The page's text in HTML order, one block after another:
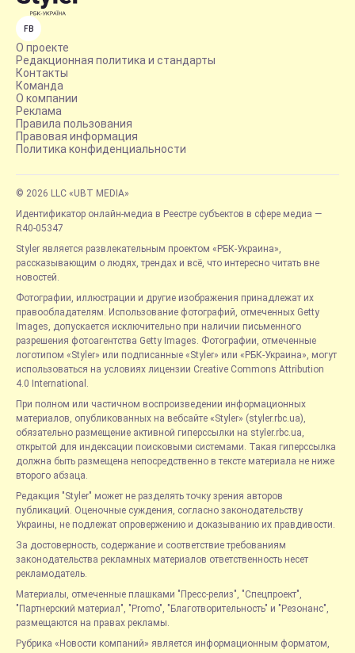
FB
О проекте
Редакционная политика и стандарты
Контакты
Команда
О компании
Реклама
Правила пользования
Правовая информация
Политика конфиденциальности
© 2026 LLC «UBT MEDIA»
Идентификатор онлайн-медиа в Реестре субъектов в сфере медиа —
R40-05347
Styler является развлекательным проектом «РБК-Украина»,
рассказывающим о людях, трендах и всё, что интересно читать вне
новостей.
Фотографии, иллюстрации и другие изображения принадлежат их
правообладателям. Использование фотографий, отмеченных Getty
Images, допускается исключительно при наличии письменного
разрешения фотоагентства Getty Images. Фотографии, отмеченные
логотипом «Styler» или подписанные «Styler» или «РБК-Украина», могут
использоваться на условиях лицензии Creative Commons Attribution
4.0 International.
При полном или частичном воспроизведении информационных
материалов, опубликованных на вебсайте «Styler» (styler.rbc.ua),
обязательно размещение активной гиперссылки на styler.rbc.ua,
открытой для индексации поисковыми системами. Такая гиперссылка
должна быть размещена непосредственно в тексте материала не ниже
второго абзаца.
Редакция "Styler" может не разделять точку зрения авторов
публикаций. Оценочные суждения, согласно законодательству
Украины, не подлежат опровержению и доказыванию их правдивости.
За достоверность, содержание и соответствие требованиям
законодательства рекламных материалов ответственность несет
рекламодатель.
Материалы, отмеченные плашками "Пресс-релиз", "Спецпроект",
"Партнерский материал", "Promo", "Благотворительность" и "Резонанс",
размещаются на правах рекламы.
Рубрика «Новости компаний» является информационным форматом,